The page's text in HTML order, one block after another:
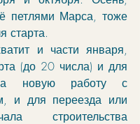
петлями Марса, тоже
старта.
и части января,
(до 20 числа) и для
новую работу с
и для переезда или
строительства